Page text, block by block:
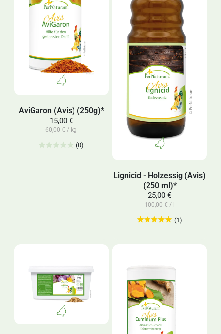
AviGaron (Avis) (250g)*
15,00 €
60,00 € / kg
(0)
Lignicid - Holzessig (Avis)
(250 ml)*
25,00 €
100,00 € / l
(1)